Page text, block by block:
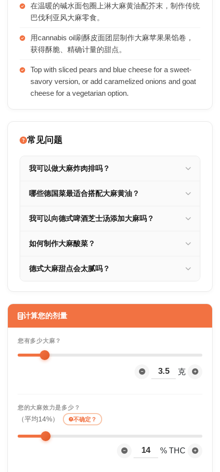
在温暖的碱水面包圈上淋大麻黄油配芥末，制作传统
巴伐利亚风大麻零食。
用cannabis oil刷酥皮面团层制作大麻苹果果馅卷，
获得酥脆、精确计量的甜点。
Top with sliced pears and blue cheese for a sweet-
savory version, or add caramelized onions and goat
cheese for a vegetarian option.
常见问题
我可以做大麻炸肉排吗？
哪些德国菜最适合搭配大麻黄油？
我可以向德式啤酒芝士汤添加大麻吗？
如何制作大麻酸菜？
德式大麻甜点会太腻吗？
计算您的剂量
您有多少大麻？
克
您的大麻效力是多少？
（平均14%） 不确定？
% THC